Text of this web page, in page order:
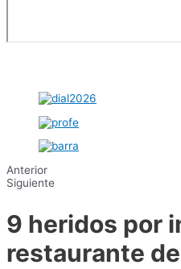
Anterior
Siguiente
9 heridos por
restaurante